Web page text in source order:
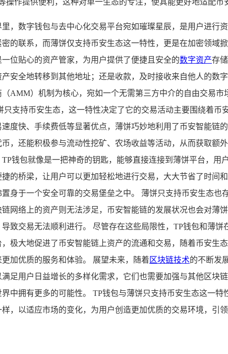
，数字钱包与去中心化交易平台宛如璀璨星辰，是用户进行
的联系，而薄饼仅支持币安生态这一特性，更是在加密领域
位贴心的资产管家，为用户提供了便捷且安全的数字资产存
安全地转移到其他地址；还是收款，及时接收来自他人的数
AMM）机制为核心，宛如一个无需第三方中介的自由交易
支持币安生态，这一特性决定了它的交易活动主要围绕着
度快、手续费低等显著优点，薄饼巧妙地利用了币安智能
，还能积极参与流动性挖矿、农场收益等活动，从而获取
钱包就像是一把神奇的钥匙，能够直接连接到薄饼平台，
的桥梁，让用户可以更加轻松地进行交易，大大节省了时
身于一个安全可靠的交易堡垒之中。 薄饼只支持币安生态
网络上的资产则无法涉足，币安智能链的发展状况也会对
致交易无法顺利进行。 尽管存在这些局限性，TP钱包和薄
极大地促进了币安智能链上资产的流通和交易，随着币安
加优质的服务和体验。 展望未来，随着 区块链技术的不断发
足用户日益增长的多样化需求，它们也需要加强与其他区
中拥有更多的可能性。 TP钱包与薄饼只支持币安生态这一
，以适应市场的变化，为用户创造更加优质的交易环境，引